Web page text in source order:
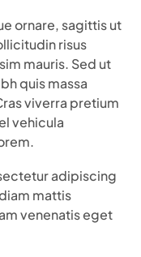
ornare, sagittis ut
risus
mauris. Sed ut
quis massa
viverra pretium
vehicula
adipiscing
mattis
venenatis eget